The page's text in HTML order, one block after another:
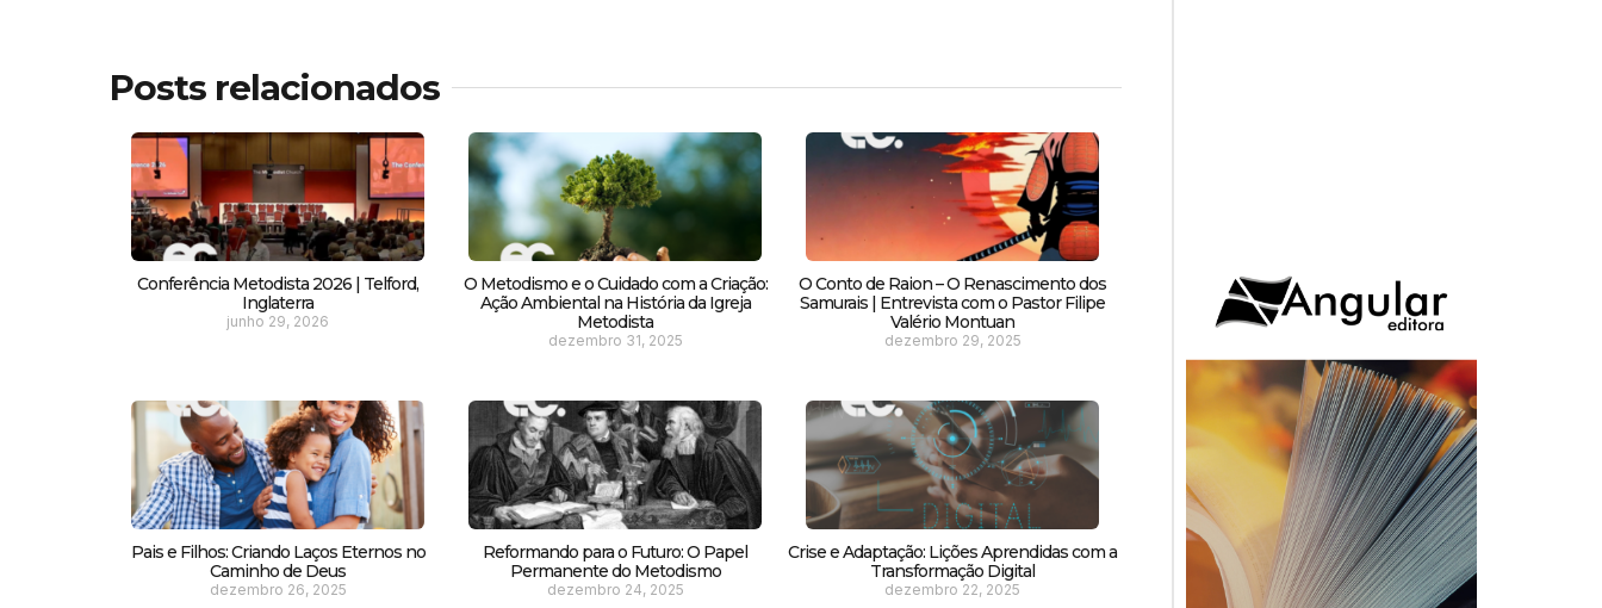
Posts relacionados
Conferência Metodista 2026 | Telford,
Inglaterra
junho 29, 2026
O Metodismo e o Cuidado com a Criação:
Ação Ambiental na História da Igreja
Metodista
dezembro 31, 2025
O Conto de Raion – O Renascimento dos
Samurais | Entrevista com o Pastor Filipe
Valério Montuan
dezembro 29, 2025
Pais e Filhos: Criando Laços Eternos no
Caminho de Deus
dezembro 26, 2025
Reformando para o Futuro: O Papel
Permanente do Metodismo
dezembro 24, 2025
Crise e Adaptação: Lições Aprendidas com a
Transformação Digital
dezembro 22, 2025